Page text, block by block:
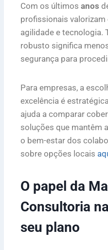
Com os últimos anos
profissionais
agilidade e tecnologia.
robusto significa
segurança para
Para empresas, a
excelência é
ajuda a comparar
soluções que mantêm a
o bem-estar dos
sobre opções locais
O papel da
Consultoria
seu plano